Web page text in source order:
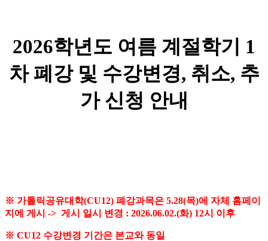
2026학년도 여름 계절학기 1
차 폐강 및 수강변경, 취소, 추
가 신청 안내
※ 가톨릭공유대학(CU12) 폐강과목은 5.28(목)에 자체 홈페이
지에 게시 -> 게시 일시 변경 : 2026.06.02.(화) 12시 이후
※ CU12 수강변경 기간은 본교와 동일